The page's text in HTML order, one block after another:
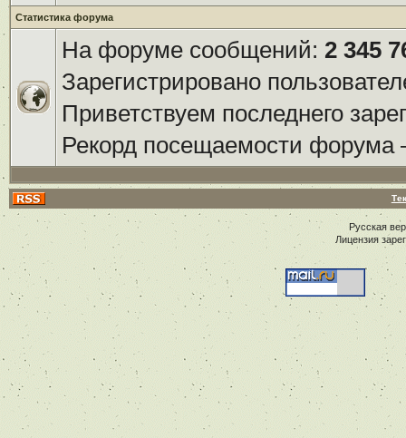
Статистика форума
На форуме сообщений: 2 345
Зарегистрировано
Приветствуем последнего
Рекорд посещаемости
Русская
Лицензия